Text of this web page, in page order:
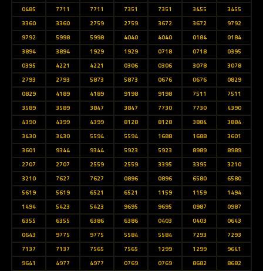
0485
7711 7711 7351 7351 3455
3455
3360
3360 2759 2759 3672 3672
9792
9792
5998 5998 4040 4040 0184
0184
3894
3894 1929 1929 0718 0718
0395
0395
4221 4221 0306 0306 3078
3078
2793
2793 5873 5873 0676 0676
0829
0829
4189 4189 9198 9198 7511
7511
3589
3589 3847 3847 7730 7730
4390
4390
4399 4399 8128 8128 3884
3884
3430
3430 5594 5594 1688 1688
3601
3601
9344 9344 5923 5923 8989
8989
2707
2707 2559 2559 3395 3395
3210
3210
7627 7627 0896 0896 6580
6580
5619
5619 6521 6521 1159 1159
1494
1494
5423 5423 9695 9695 0987
0987
6355
6355 6386 6386 0403 0403
0643
0643
9775 9775 5584 5584 7293
7293
7137
7137 7565 7565 1299 1299
9641
9641
4977 4977 0769 0769 8682 8682